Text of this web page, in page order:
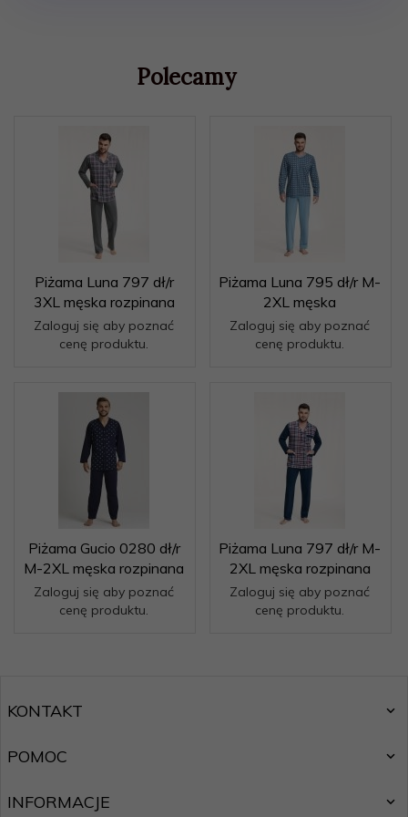
Polecamy
Piżama Luna 797 dł/r
3XL męska rozpinana
Zaloguj się aby poznać
cenę produktu.
Piżama Luna 795 dł/r M-
2XL męska
Zaloguj się aby poznać
cenę produktu.
Piżama Gucio 0280 dł/r
M-2XL męska rozpinana
Zaloguj się aby poznać
cenę produktu.
Piżama Luna 797 dł/r M-
2XL męska rozpinana
Zaloguj się aby poznać
cenę produktu.
KONTAKT
POMOC
INFORMACJE